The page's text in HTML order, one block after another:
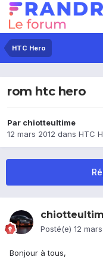
HTC Hero
rom htc hero
Par chiotteultime
12 mars 2012 dans HTC
Posté(e) 12
Bonjour à tous,